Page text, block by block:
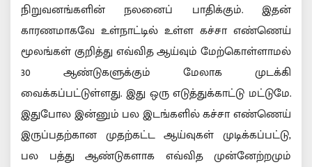
நிறுவனங்களின் நலனைப் பாதிக்கும். இதன்
காரணமாகவே உள்நாட்டில் உள்ள கச்சா எண்ணெய்
மூலங்கள் குறித்து எவ்வித ஆய்வும் மேற்கொள்ளாமல்
30 ஆண்டுகளுக்கும் மேலாக முடக்கி
வைக்கப்பட்டுள்ளது. இது ஒரு எடுத்துக்காட்டு மட்டுமே.
இதுபோல இன்னும் பல இடங்களில் கச்சா எண்ணெய்
இருப்பதற்கான முதற்கட்ட ஆய்வுகள் முடிக்கப்பட்டு,
பல பத்து ஆண்டுகளாக எவ்வித முன்னேற்றமும்